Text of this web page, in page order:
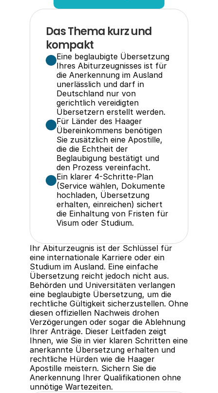
Das Thema kurz und
kompakt
Eine beglaubigte Übersetzung
Ihres Abiturzeugnisses ist für
die Anerkennung im Ausland
unerlässlich und darf in
Deutschland nur von
gerichtlich vereidigten
Übersetzern erstellt werden.
Für Länder des Haager
Übereinkommens benötigen
Sie zusätzlich eine Apostille,
die die Echtheit der
Beglaubigung bestätigt und
den Prozess vereinfacht.
Ein klarer 4-Schritte-Plan
(Service wählen, Dokumente
hochladen, Übersetzung
erhalten, einreichen) sichert
die Einhaltung von Fristen für
Visum oder Studium.
Ihr Abiturzeugnis ist der Schlüssel für
eine internationale Karriere oder ein
Studium im Ausland. Eine einfache
Übersetzung reicht jedoch nicht aus.
Behörden und Universitäten verlangen
eine beglaubigte Übersetzung, um die
rechtliche Gültigkeit sicherzustellen. Ohne
diesen offiziellen Nachweis drohen
Verzögerungen oder sogar die Ablehnung
Ihrer Anträge. Dieser Leitfaden zeigt
Ihnen, wie Sie in vier klaren Schritten eine
anerkannte Übersetzung erhalten und
rechtliche Hürden wie die Haager
Apostille meistern. Sichern Sie die
Anerkennung Ihrer Qualifikationen ohne
unnötige Wartezeiten.